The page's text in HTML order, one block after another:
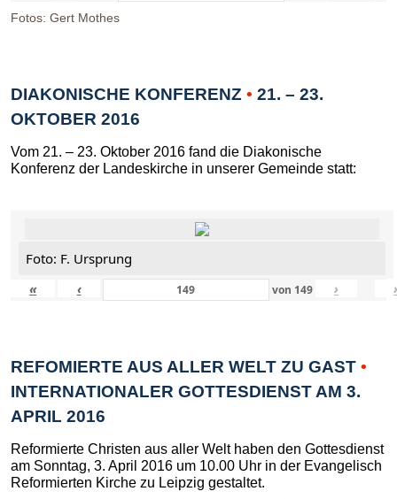
Fotos: Gert Mothes
DIAKONISCHE KONFERENZ • 21. – 23.
OKTOBER 2016
Vom 21. – 23. Oktober 2016 fand die Diakonische
Konferenz der Landeskirche in unserer Gemeinde statt:
Foto: F. Ursprung
«
‹ von 149 ›
REFOMIERTE AUS ALLER WELT ZU GAST •
INTERNATIONALER GOTTESDIENST AM 3.
APRIL 2016
Reformierte Christen aus aller Welt haben den Gottesdienst
am Sonntag, 3. April 2016 um 10.00 Uhr in der Evangelisch
Reformierten Kirche zu Leipzig gestaltet.